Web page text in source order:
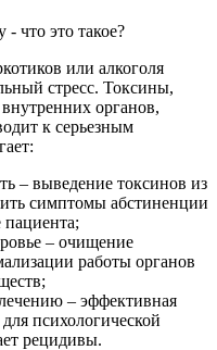
или алкоголя
стресс. Токсины,
органов,
к серьезным
– выведение токсинов из
симптомы абстиненции
пациента;
– очищение
работы органов
– эффективная
психологической
рецидивы.